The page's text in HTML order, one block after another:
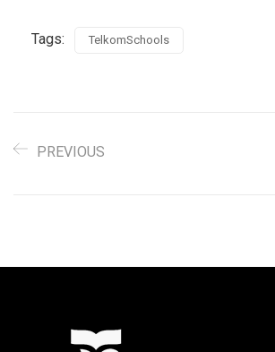
Tags: TelkomSchools
PREVIOUS